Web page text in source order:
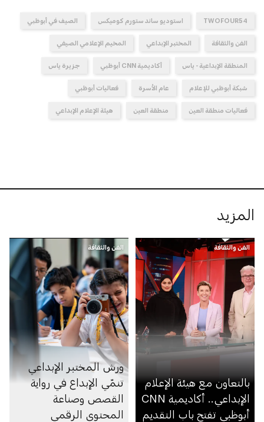
TWOFOUR54 استوديو ساند ستورم كوميكس الصيف في أبوظبي
الفن والثقافة المختبر الإبداعي المخيم الإعلامي الصيفي
المنطقة الإبداعية - ياس أكاديمية CNN أبوظبي جزيرة ياس
شبكة أبوظبي للإعلام عام الأسرة فعاليات أبوظبي
فعاليات منطقة العين منطقة العين هيئة الإعلام الإبداعي
المزيد
الفن والثقافة
بالتعاون مع هيئة الإعلام
الإبداعي.. أكاديمية CNN
أبوظبي تفتح باب التقديم
الفن والثقافة
ورش المختبر الإبداعي
تنمّي الإبداع في رواية
القصص وصناعة
المحتوى الرقمي